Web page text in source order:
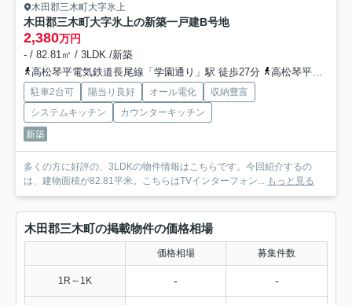
木田郡三木町大字氷上
木田郡三木町大字氷上の新築一戸建B号地
2,380万円
- / 82.81㎡ / 3LDK /新築
高松琴平電気鉄道長尾線「学園通り」駅 徒歩27分
高松琴平電気鉄道長尾線「平木」駅 徒歩30分
駐車2台可 陽当り良好 オール電化
収納豊富
システムキッチン
カウンターキッチン
新築
多くの方に好評の、3LDKの物件情報はこちらです。今回紹介するの
は、建物面積が82.81平米。こちらはTVインターフォン... もっと見る
木田郡三木町の掲載物件の価格相場
価格相場 募集件数
1R～1K - -